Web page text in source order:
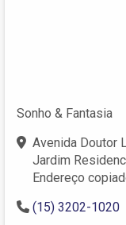
Sonho & Fantasia
Avenida Doutor
Jardim
Endereço
(15) 3202-1020